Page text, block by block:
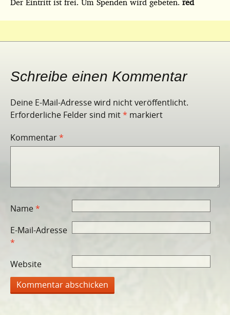
Schreibe einen Kommentar
Deine E-Mail-Adresse wird nicht veröffentlicht.
Erforderliche Felder sind mit* markiert
Kommentar*
Name*
E-Mail-Adresse
*
Website